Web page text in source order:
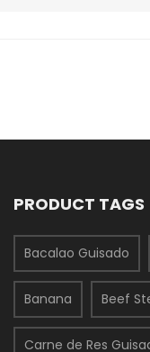
PRODUCT TAGS
Bacalao Guisado
Banana Beef
Carne de Res